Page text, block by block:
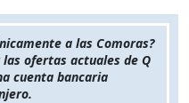
a las Comoras?
ofertas actuales de Q
cuenta bancaria